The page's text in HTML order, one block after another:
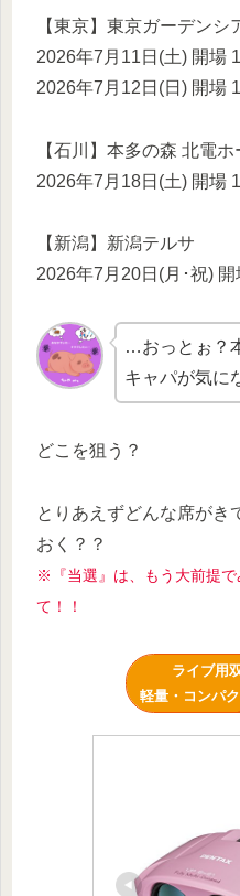
【東京】東京ガーデンシ
2026年7月11日(土) 開場
2026年7月12日(日) 開場
【石川】本多の森 北電ホ
2026年7月18日(土) 開場
【新潟】新潟テルサ
2026年7月20日(月･祝)
…おっとぉ？
キャパが気に
どこを狙う？
とりあえずどんな席がき
おく？？
※『当選』は、もう大前提
て！！
ライブ用
軽量・コンパ